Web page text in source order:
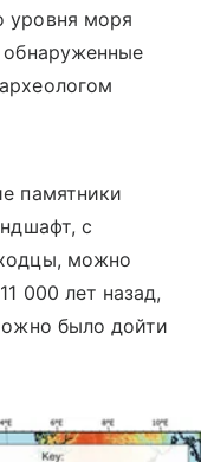
уровня моря
памятники
с
можно
000 лет назад,
было дойти